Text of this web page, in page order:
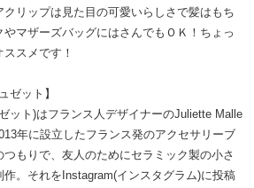
リップは見た目の可愛いらしさで髪はもち
マザーズバッグにはさんでもＯＫ！ちょっ
スメです！
ゼット】
ット)はフランス人デザイナーのJuliette Malle
年に設立したフランス発のアクセサリーブ
もりで、友人のためにセラミック製の小さ
。それをInstagram(インスタグラム)に投稿